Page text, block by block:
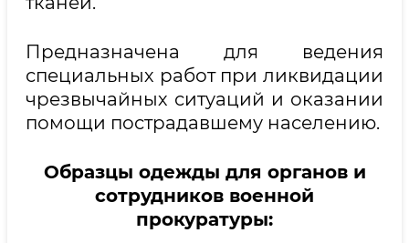
Предназначена для ведения
специальных работ при ликвидации
чрезвычайных ситуаций и оказании
помощи пострадавшему населению.
Образцы одежды для органов и
сотрудников военной
прокуратуры: